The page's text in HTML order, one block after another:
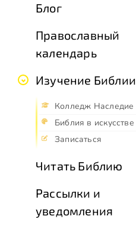
Блог
Православный
календарь
Изучение Библии
Колледж Наследие
Библия в искусстве
Записаться
Читать Библию
Рассылки и
уведомления